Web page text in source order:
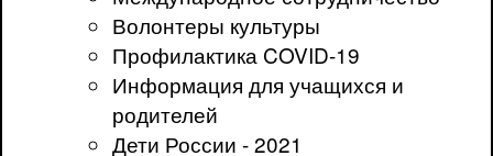
Волонтеры культуры
Профилактика COVID-19
Информация для учащихся и
родителей
Дети России - 2021